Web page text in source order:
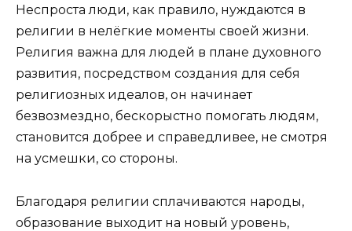
Неспроста люди, как правило, нуждаются в
религии в нелёгкие моменты своей жизни.
Религия важна для людей в плане духовного
развития, посредством создания для себя
религиозных идеалов, он начинает
безвозмездно, бескорыстно помогать людям,
становится добрее и справедливее, не смотря
на усмешки, со стороны.
Благодаря религии сплачиваются народы,
образование выходит на новый уровень,